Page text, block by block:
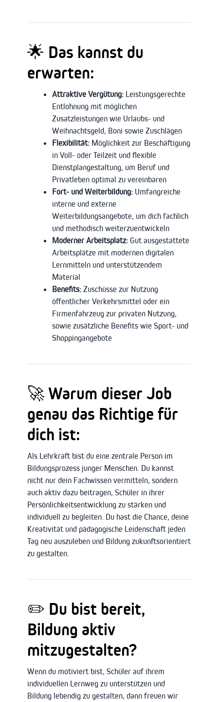
🌟 Das kannst du
erwarten:
Attraktive Vergütung: Leistungsgerechte
Entlohnung mit möglichen
Zusatzleistungen wie Urlaubs- und
Weihnachtsgeld, Boni sowie Zuschlägen
Flexibilität: Möglichkeit zur Beschäftigung
in Voll- oder Teilzeit und flexible
Dienstplangestaltung, um Beruf und
Privatleben optimal zu vereinbaren
Fort- und Weiterbildung: Umfangreiche
interne und externe
Weiterbildungsangebote, um dich fachlich
und methodisch weiterzuentwickeln
Moderner Arbeitsplatz: Gut ausgestattete
Arbeitsplätze mit modernen digitalen
Lernmitteln und unterstützendem
Material
Benefits: Zuschüsse zur Nutzung
öffentlicher Verkehrsmittel oder ein
Firmenfahrzeug zur privaten Nutzung,
sowie zusätzliche Benefits wie Sport- und
Shoppingangebote
🚀 Warum dieser Job
genau das Richtige für
dich ist:
Als Lehrkraft bist du eine zentrale Person im
Bildungsprozess junger Menschen. Du kannst
nicht nur dein Fachwissen vermitteln, sondern
auch aktiv dazu beitragen, Schüler in ihrer
Persönlichkeitsentwicklung zu stärken und
individuell zu begleiten. Du hast die Chance, deine
Kreativität und pädagogische Leidenschaft jeden
Tag neu auszuleben und Bildung zukunftsorientiert
zu gestalten.
✏️ Du bist bereit,
Bildung aktiv
mitzugestalten?
Wenn du motiviert bist, Schüler auf ihrem
individuellen Lernweg zu unterstützen und
Bildung lebendig zu gestalten, dann freuen wir